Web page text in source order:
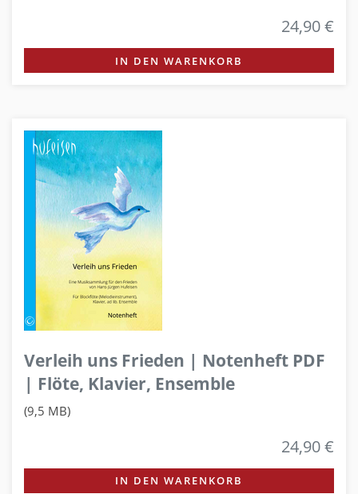
24,90 €
IN DEN WARENKORB
Verleih uns Frieden | Notenheft PDF
| Flöte, Klavier, Ensemble
(9,5 MB)
24,90 €
IN DEN WARENKORB